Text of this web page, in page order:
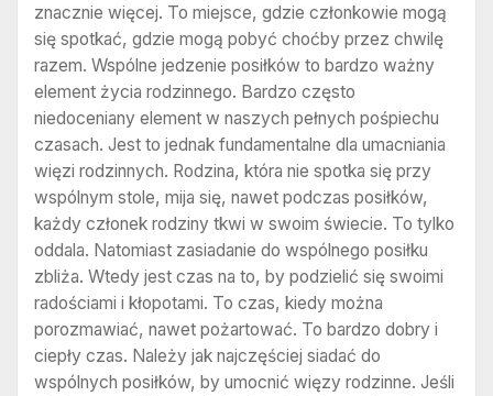
znacznie więcej. To miejsce, gdzie członkowie mogą
się spotkać, gdzie mogą pobyć choćby przez chwilę
razem. Wspólne jedzenie posiłków to bardzo ważny
element życia rodzinnego. Bardzo często
niedoceniany element w naszych pełnych pośpiechu
czasach. Jest to jednak fundamentalne dla umacniania
więzi rodzinnych. Rodzina, która nie spotka się przy
wspólnym stole, mija się, nawet podczas posiłków,
każdy członek rodziny tkwi w swoim świecie. To tylko
oddala. Natomiast zasiadanie do wspólnego posiłku
zbliża. Wtedy jest czas na to, by podzielić się swoimi
radościami i kłopotami. To czas, kiedy można
porozmawiać, nawet pożartować. To bardzo dobry i
ciepły czas. Należy jak najczęściej siadać do
wspólnych posiłków, by umocnić więzy rodzinne. Jeśli